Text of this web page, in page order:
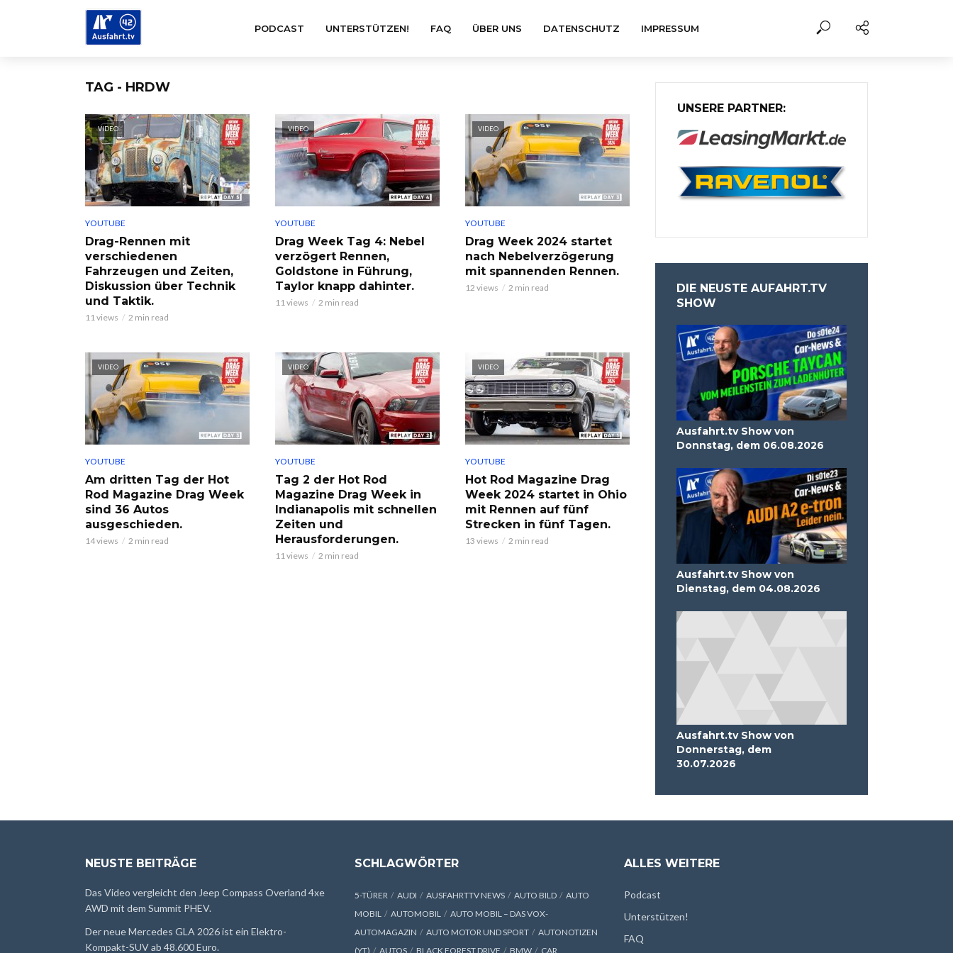
PODCAST UNTERSTÜTZEN! FAQ ÜBER UNS DATENSCHUTZ IMPRESSUM
TAG - HRDW
VIDEO
YOUTUBE
Drag-Rennen mit
verschiedenen
Fahrzeugen und Zeiten,
Diskussion über Technik
und Taktik.
11 views 2 min read
VIDEO
YOUTUBE
Drag Week Tag 4: Nebel
verzögert Rennen,
Goldstone in Führung,
Taylor knapp dahinter.
11 views 2 min read
VIDEO
YOUTUBE
Drag Week 2024 startet
nach Nebelverzögerung
mit spannenden Rennen.
12 views 2 min read
VIDEO
YOUTUBE
Am dritten Tag der Hot
Rod Magazine Drag Week
sind 36 Autos
ausgeschieden.
14 views 2 min read
VIDEO
YOUTUBE
Tag 2 der Hot Rod
Magazine Drag Week in
Indianapolis mit schnellen
Zeiten und
Herausforderungen.
11 views 2 min read
VIDEO
YOUTUBE
Hot Rod Magazine Drag
Week 2024 startet in Ohio
mit Rennen auf fünf
Strecken in fünf Tagen.
13 views 2 min read
UNSERE PARTNER:
DIE NEUSTE AUFAHRT.TV
SHOW
Ausfahrt.tv Show von
Donnstag, dem 06.08.2026
Ausfahrt.tv Show von
Dienstag, dem 04.08.2026
Ausfahrt.tv Show von
Donnerstag, dem
30.07.2026
NEUSTE BEITRÄGE
Das Video vergleicht den Jeep Compass Overland 4xe
AWD mit dem Summit PHEV.
Der neue Mercedes GLA 2026 ist ein Elektro-
Kompakt-SUV ab 48.600 Euro.
SCHLAGWÖRTER
5-TÜRER AUDI AUSFAHRTTV NEWS AUTO BILD
AUTO
MOBIL
AUTOMOBIL
AUTO MOBIL – DAS VOX-
AUTOMAGAZIN
AUTO MOTOR UND SPORT
AUTONOTIZEN
(YT)
AUTOS BLACK FOREST DRIVE BMW CAR
ALLES WEITERE
Podcast
Unterstützen!
FAQ